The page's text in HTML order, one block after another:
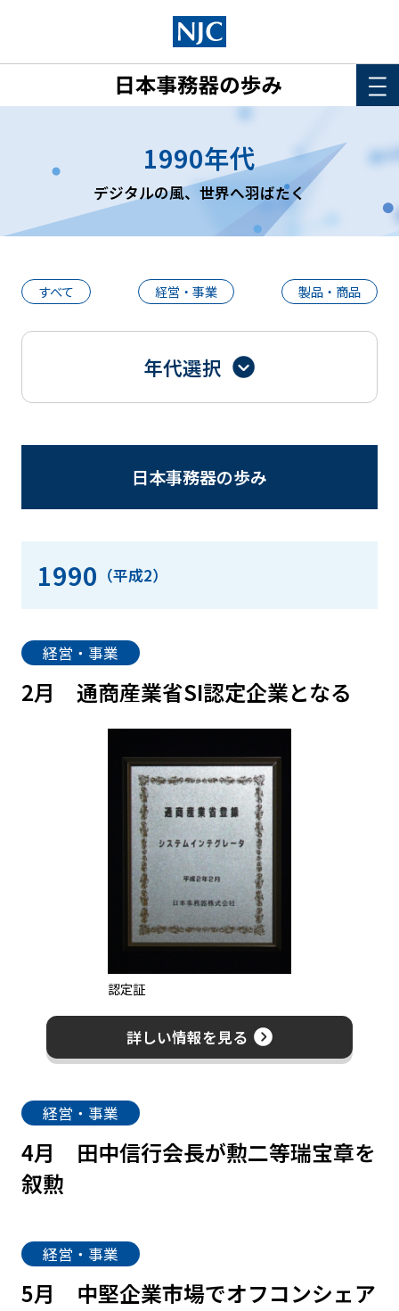
このサイトについて
年表
詳細検索
1990年代
デジタルの風、世界へ羽ばたく
すべて 経営・事業 製品・商品
年代
日本事務器の歩み
1990 （平成2）
経営・事業
2月 通商産業省SI認定企業となる
認定証
詳しい情報を見る
経営・事業
4月
田中信行会長が勲二等瑞宝章を
叙勲
経営・事業
5月
中堅企業市場でオフコンシェア